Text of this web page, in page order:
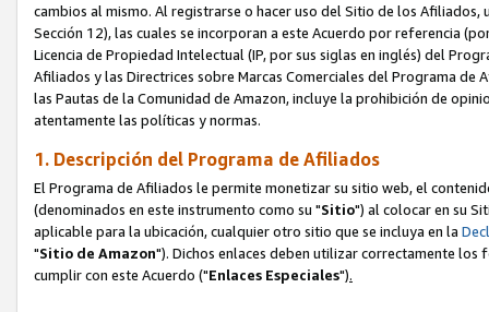
cambios al mismo. Al registrarse o hacer uso del Sitio de los
Sección 12), las cuales se incorporan a este Acuerdo por referencia
Licencia de Propiedad Intelectual (IP, por sus siglas en inglés) del
Afiliados y las Directrices sobre Marcas Comerciales del Programa
las Pautas de la Comunidad de Amazon, incluye la prohibición de
atentamente las políticas y normas.
1. Descripción del Programa de Afiliados
El Programa de Afiliados le permite monetizar su sitio web, el
(denominados en este instrumento como su "Sitio") al colocar en su
aplicable para la ubicación, cualquier otro sitio que se incluya en la
"Sitio de Amazon"). Dichos enlaces deben utilizar correctamente los
cumplir con este Acuerdo ("Enlaces Especiales").